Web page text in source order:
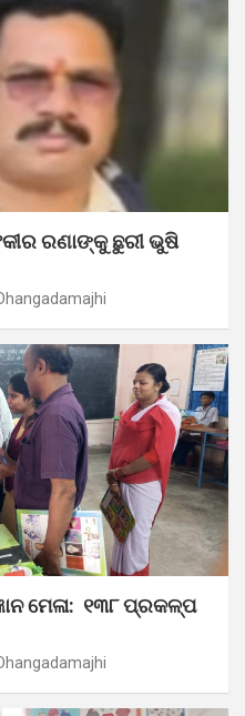
ରଣାଙ୍କୁ ଛୁରୀ ଭୁଷି
ମେଳା: ୧୩୮ ପ୍ରକଳ୍ପ